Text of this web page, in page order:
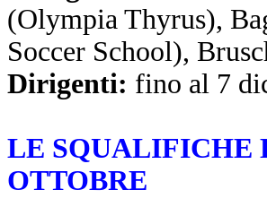
(Olympia Thyrus),
Soccer School),
Dirigenti: fino al 7
LE SQUALIFICHE
OTTOBRE